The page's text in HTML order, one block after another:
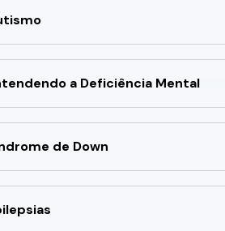
a Deficiência Mental
de Down